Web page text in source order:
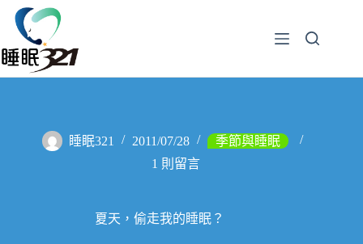
睡眠321 2011/07/28
季節與睡眠
1 則留言
夏天，偷走我的睡眠？